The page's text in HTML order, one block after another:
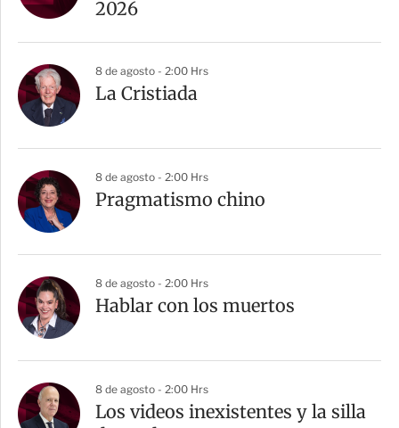
2026
8 de agosto - 2:00 Hrs
La Cristiada
8 de agosto - 2:00 Hrs
Pragmatismo chino
8 de agosto - 2:00 Hrs
Hablar con los muertos
8 de agosto - 2:00 Hrs
Los videos inexistentes y la silla